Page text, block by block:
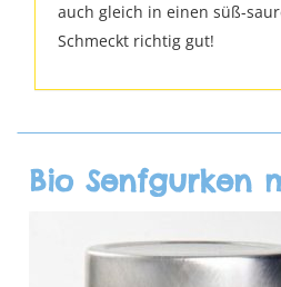
auch gleich in einen süß-
Schmeckt richtig gut!